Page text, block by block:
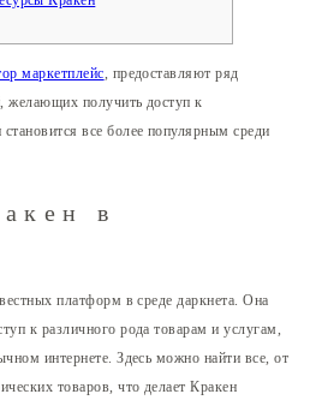
маркетплейс, предоставляют ряд
желающих получить доступ к
все более популярным среди
в
платформ в среде даркнета. Она
к различного рода товарам и услугам,
интернете. Здесь можно найти все, от
товаров, что делает Кракен